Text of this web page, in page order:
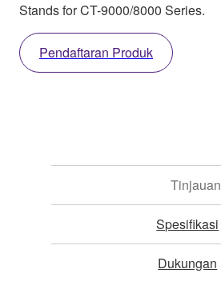
Stands for CT-9000/8000 Series.
Pendaftaran Produk
Tinjauan
Spesifikasi
Dukungan